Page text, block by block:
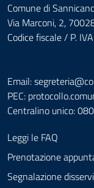
Comune di
Via Marconi, 2,
Codice fiscale / P.
Email:
PEC:
Centralino unico:
Leggi le FAQ
Prenotazione
Segnalazione